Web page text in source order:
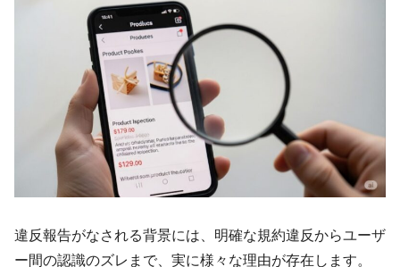
違反報告がなされる背景には、明確な規約違反からユーザ
ー間の認識のズレまで、実に様々な理由が存在します。